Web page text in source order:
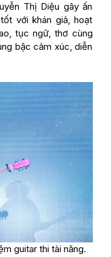
Thị Diệu gây ấn
với khán giả, hoạt
tục ngữ, thơ cùng
bậc cảm xúc, diễn
guitar thi tài năng.